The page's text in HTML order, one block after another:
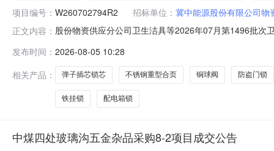
项目编号： W260702794R2 招标单位： 冀中能源股份有限公司物
正文内容： 股份物资供应分公司卫生洁具等2026年07月第1496批
100104684伸缩式马桶进水阀进水口4分可调节件
发布时间： 2026-08-05 10:28
相关产品：
弹子插芯锁芯 不锈钢重型合页 铜球阀 防盗门锁
铁挂锁 配电箱锁
中煤四处玻璃沟五金杂品采购8-2项目成交公告